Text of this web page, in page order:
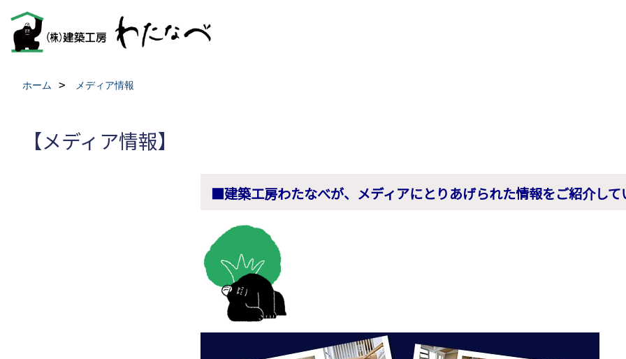
ホーム メディア情報
【メディア情報】
■建築工房わたなべが、メディアにとりあげられた情報をご紹介して